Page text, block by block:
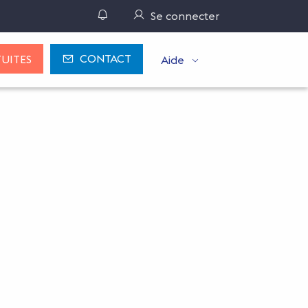
Gérer ses notifications
Se connecter
CONTACT Aide